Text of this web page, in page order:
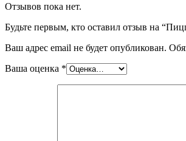
Отзывов пока нет.
Будьте первым, кто оставил отзыв на
Ваш адрес email не будет опубликован.
Ваша оценка *